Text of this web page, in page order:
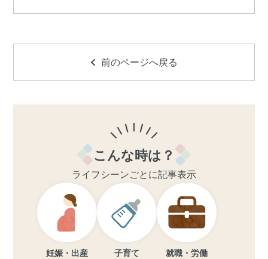
前のページへ戻る
こんな時は？
ライフシーンごとに記事表示
妊娠・出産 子育て 就職・労働